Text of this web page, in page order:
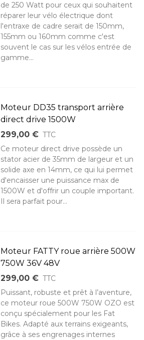
de 250 Watt pour ceux qui souhaitent
réparer leur vélo électrique dont
l'entraxe de cadre serait de 150mm,
155mm ou 160mm comme c'est
souvent le cas sur les vélos entrée de
gamme...
Moteur DD35 transport arrière
direct drive 1500W
299,00 € TTC
Ce moteur direct drive possède un
stator acier de 35mm de largeur et un
solide axe en 14mm, ce qui lui permet
d'encaisser une puissance max de
1500W et d'offrir un couple important.
Il sera parfait pour...
Moteur FATTY roue arrière 500W
750W 36V 48V
299,00 € TTC
Puissant, robuste et prêt à l’aventure,
ce moteur roue 500W 750W OZO est
conçu spécialement pour les Fat
Bikes. Adapté aux terrains exigeants,
grâce à ses engrenages internes